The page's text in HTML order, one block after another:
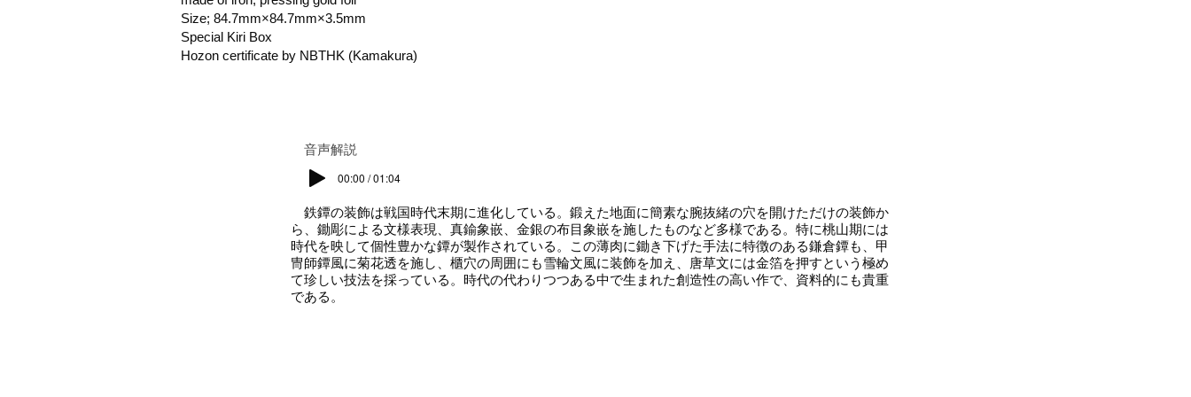
Size; 84.7mm×84.7mm×3.5mm
Special Kiri Box
Hozon certificate by NBTHK (Kamakura)
​音声解説
00:00 / 01:04
鉄鐔の装飾は戦国時代末期に進化している。鍛えた地面に簡素な腕抜緒の穴を開けただけの装飾か
ら、鋤彫による文様表現、真鍮象嵌、金銀の布目象嵌を施したものなど多様である。特に桃山期には
時代を映して個性豊かな鐔が製作されている。この薄肉に鋤き下げた手法に特徴のある鎌倉鐔も、甲
冑師鐔風に菊花透を施し、櫃穴の周囲にも雪輪文風に装飾を加え、唐草文には金箔を押すという極め
て珍しい技法を採っている。時代の代わりつつある中で生まれた創造性の高い作で、資料的にも貴重
である。